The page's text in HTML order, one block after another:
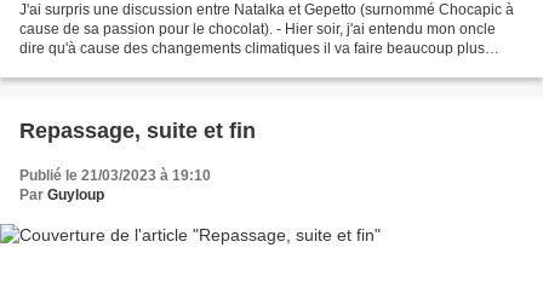
J'ai surpris une discussion entre Natalka et Gepetto (surnommé Chocapic à
cause de sa passion pour le chocolat). - Hier soir, j'ai entendu mon oncle
dire qu'à cause des changements climatiques il va faire beaucoup plus
Repassage, suite et fin
Publié le 21/03/2023 à 19:10
Par Guyloup